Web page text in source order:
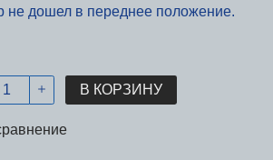
не дошел в переднее положение.
В КОРЗИНУ